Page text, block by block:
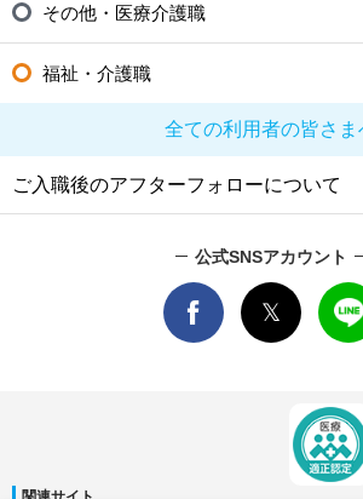
その他・医療介護職
福祉・介護職
全ての利用者の皆さま
ご入職後のアフターフォローについて
公式SNSアカウント